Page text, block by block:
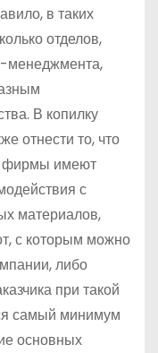
в таких
отделов,
менеджмента,
В копилку
отнести то, что
фирмы имеют
с
материалов,
с которым можно
либо
при такой
самый минимум
основных